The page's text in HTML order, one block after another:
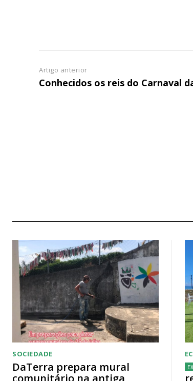
Artigo anterior
Conhecidos os reis do Carnaval
SOCIEDADE
DaTerra prepara mural
comunitário na antiga